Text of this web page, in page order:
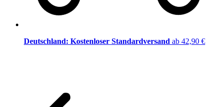
Deutschland: Kostenloser Standardversand ab 42,90 €